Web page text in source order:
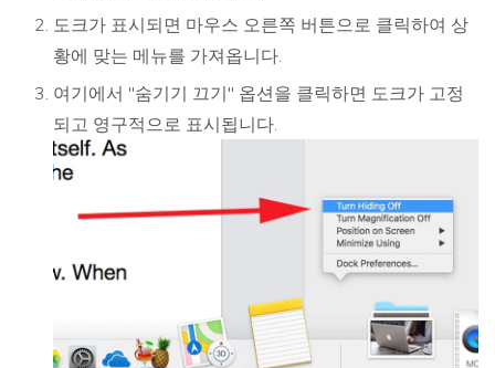
도크가 표시되면 마우스 오른쪽 버튼으로 클릭하여 상
황에 맞는 메뉴를 가져옵니다.
여기에서 "숨기기 끄기" 옵션을 클릭하면 도크가 고정
되고 영구적으로 표시됩니다.